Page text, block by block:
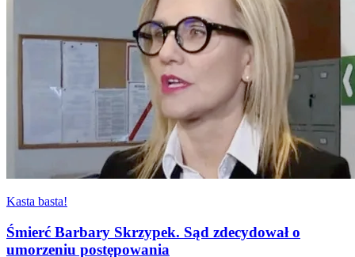
Kasta basta!
Śmierć Barbary Skrzypek. Sąd zdecydował o
umorzeniu postępowania